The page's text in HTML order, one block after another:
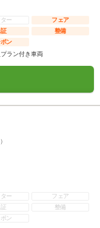
ー
フェア
整備
ン
プラン付き車両
ー
フェア
整備
ン